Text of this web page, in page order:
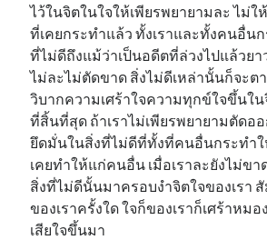
ไว้ในจิตในใจให้เพียรพยายามละ ไม่
ที่เคยกระทำแล้ว ทั้งเราและทั้งคนอื่นก
ที่ไม่ดีถึงแม้ว่าเป็นอดีตที่ล่วงไปแล้วยา
ไม่ละไม่ตัดขาด สิ่งไม่ดีเหล่านั้นก็จะต
วิบากความเศร้าใจความทุกข์ใจขึ้นใน
ที่สิ้นที่สุด ถ้าเราไม่เพียรพยายามตัดอ
ยึดมั่นในสิ่งที่ไม่ดีที่ทั้งที่คนอื่นกระทำใ
เคยทำให้แก่คนอื่น เมื่อเราละยังไม่ขา
สิ่งที่ไม่ดีนั้นมาครอบงำจิตใจของเรา
ของเราครั้งใด ใจก็ของเราก็เศร้าหม
เสียใจขึ้นมา